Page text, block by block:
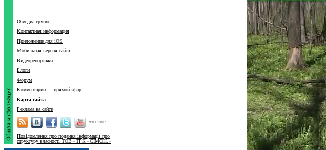
О медиа группе
Контактная информация
Приложение для iOS
Мобильная версия сайта
Видеорепортажи
Блоги
Форум
Комментарии — прямой эфир
Карта сайта
Реклама на сайте
что это?
Повідомлення про подання інформації про
структуру власності ТОВ «ТРК «СІМОН.»